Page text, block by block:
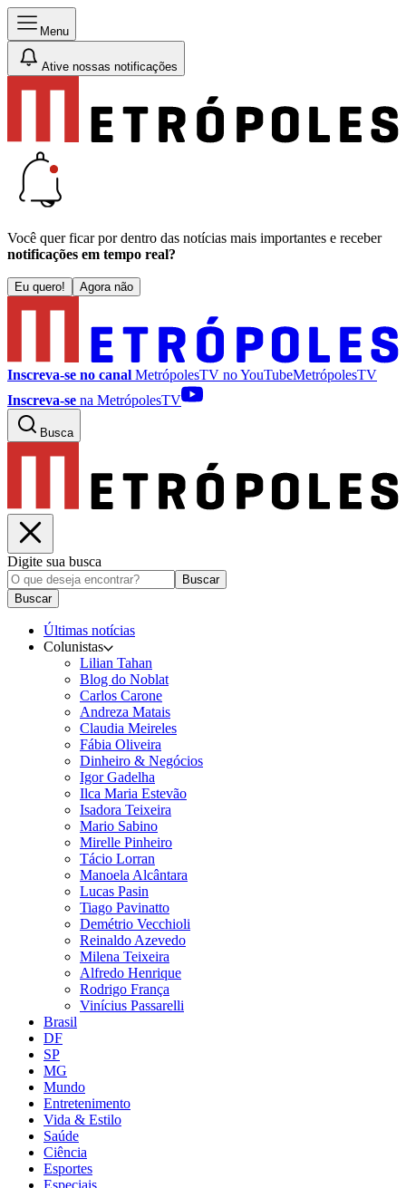
Menu
Ative nossas notificações
Você quer ficar por dentro das notícias mais importantes e receber
notificações em tempo real?
Eu quero! Agora não
Inscreva-se no canal MetrópolesTV noYouTubeMetrópolesTV
Inscreva-se na MetrópolesTV
Busca
Digite sua busca
Buscar
Buscar
Últimas notícias
Colunistas
Lilian Tahan
Blog do Noblat
Carlos Carone
Andreza Matais
Claudia Meireles
Fábia Oliveira
Dinheiro & Negócios
Igor Gadelha
Ilca Maria Estevão
Isadora Teixeira
Mario Sabino
Mirelle Pinheiro
Tácio Lorran
Manoela Alcântara
Lucas Pasin
Tiago Pavinatto
Demétrio Vecchioli
Reinaldo Azevedo
Milena Teixeira
Alfredo Henrique
Rodrigo França
Vinícius Passarelli
Brasil
DF
SP
MG
Mundo
Entretenimento
Vida & Estilo
Saúde
Ciência
Esportes
Especiais